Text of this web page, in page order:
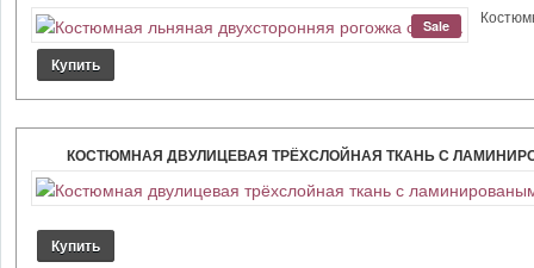
Sale
КОСТЮМНАЯ ДВУЛИЦЕВАЯ ТРЁХСЛОЙНАЯ ТКАНЬ С